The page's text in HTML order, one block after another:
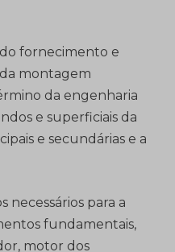
fornecimento e
montagem
da engenharia
e superficiais da
e secundárias e a
para a
fundamentais,
motor dos